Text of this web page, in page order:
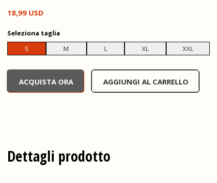
18,99 USD
Seleziona taglia
S
M L XL XXL
ACQUISTA ORA AGGIUNGI AL CARRELLO
undefined, , 0,00 USD
Dettagli prodotto